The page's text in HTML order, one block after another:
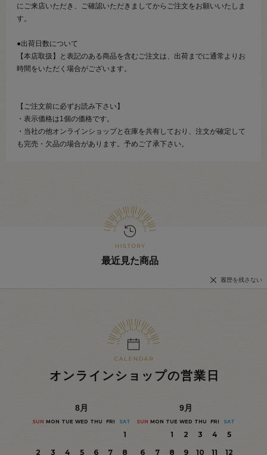
にご来店いただき、ご確認いただきましてからご注文をお願いいたしま
す。
●出荷日数について
【本店取扱】と表記のある商品を含むご注文は、出荷までに通常よりお
時間をいただく場合がございます。
【ご注文前に必ずお読み下さい】
・表示価格は1個の価格です。
・当社の他オンラインショップと在庫を共有しており、注文が確定して
も完売・欠品の場合があります。予めご了承下さい。
最近見た商品
履歴を残さない
オンラインショップの営業日
8月
SUN MON TUE WED THU FRI SAT
1
2
3 4 5 6 7
8
9月
SUN MON TUE WED THU FRI SAT
1 2 3 4
5
6
7 8 9 10 11
12